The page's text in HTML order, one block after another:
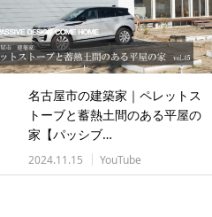
名古屋市の建築家｜ペレットス
トーブと蓄熱土間のある平屋の
家【パッシブ…
2024.11.15 YouTube